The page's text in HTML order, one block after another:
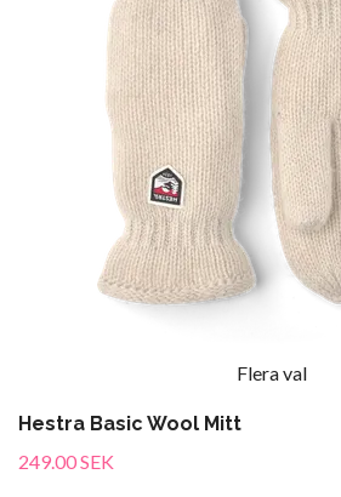
Flera val
Hestra Basic Wool Mitt
249.00 SEK